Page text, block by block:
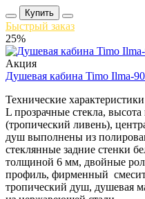
Купить
Быстрый заказ
25%
Акция
Душевая кабина Timo Ilma-
Технические
L прозрачные стекла,
(тропический ливень),
душ выполнены из
стеклянные задние стенки
толщиной 6 мм, двойные
профиль, фирменный
тропический душ, душевая